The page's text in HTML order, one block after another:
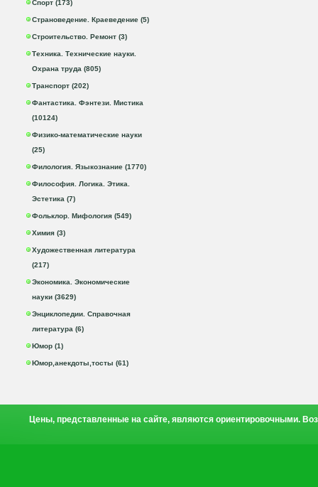
Спорт (173)
Страноведение. Краеведение (5)
Строительство. Ремонт (3)
Техника. Технические науки.
Охрана труда (805)
Транспорт (202)
Фантастика. Фэнтези. Мистика
(10124)
Физико-математические науки
(25)
Филология. Языкознание (1770)
Философия. Логика. Этика.
Эстетика (7)
Фольклор. Мифология (549)
Химия (3)
Художественная литература
(217)
Экономика. Экономические
науки (3629)
Энциклопедии. Справочная
литература (6)
Юмор (1)
Юмор,анекдоты,тосты (61)
Цены, представленные на сайте, являются ориентировочными.